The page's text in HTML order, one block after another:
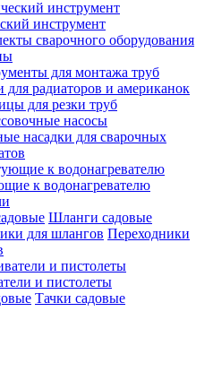
инструмент
сварочного оборудования
для монтажа труб
радиаторов и американок
для резки труб
насосы
насадки для сварочных
к водонагревателю
Шланги садовые
Переходники
и пистолеты
Тачки садовые